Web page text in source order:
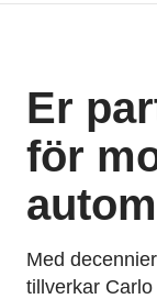
Er
för
Med
tillverkar